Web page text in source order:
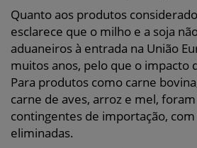
Quanto aos produtos
esclarece que o milho e a soja
aduaneiros à entrada na União
muitos anos, pelo que o impacto
Para produtos como carne
carne de aves, arroz e mel,
contingentes de importação,
eliminadas.